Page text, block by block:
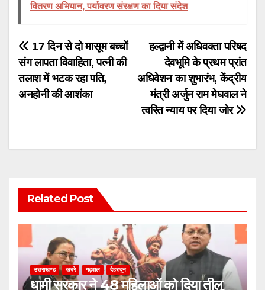
वितरण अभियान, पर्यावरण संरक्षण का दिया संदेश
Post
navigation
हल्द्वानी में अधिवक्ता परिषद
देवभूमि के प्रथम प्रांत
अधिवेशन का शुभारंभ, केंद्रीय
मंत्री अर्जुन राम मेघवाल ने
त्वरित न्याय पर दिया जोर
17 दिन से दो मासूम बच्चों
संग लापता विवाहिता, पत्नी की
तलाश में भटक रहा पति,
अनहोनी की आशंका
Related Post
उत्तराखण्ड खबरे गढ़वाल देहरादून
धामी सरकार ने 48 महिलाओं को दिया तीलू